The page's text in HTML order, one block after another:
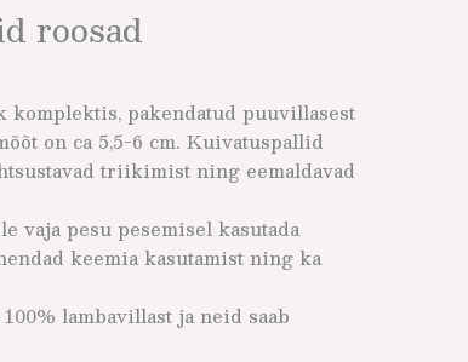
roosad
pakendatud puuvillasest
on ca 5,5-6 cm. Kuivatuspallid
triikimist ning eemaldavad
vaja pesu pesemisel kasutada
keemia kasutamist ning ka
lambavillast ja neid saab